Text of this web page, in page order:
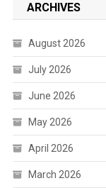
ARCHIVES
August 2026
July 2026
June 2026
May 2026
April 2026
March 2026